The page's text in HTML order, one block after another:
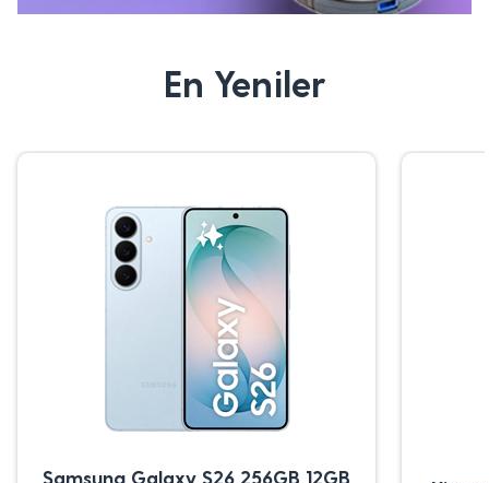
En Yeniler
Samsung Galaxy S26 256GB 12GB